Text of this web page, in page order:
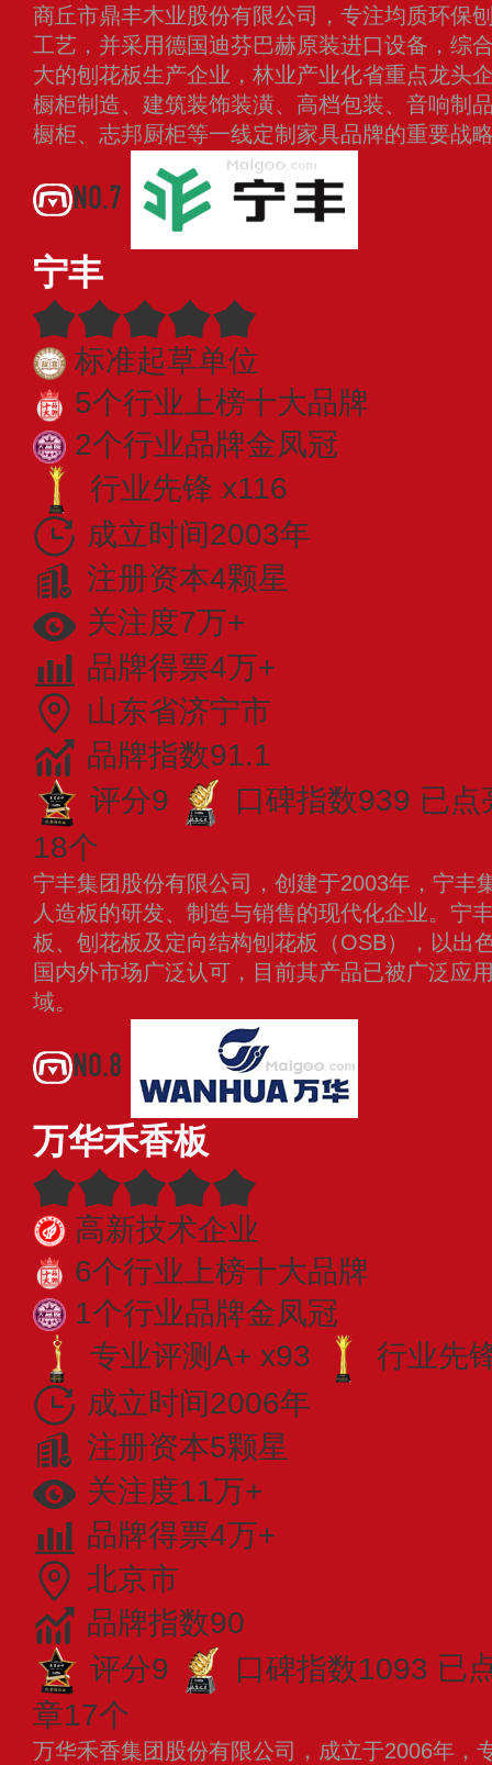
商丘市鼎丰木业股份有限公司，专注均质环保
工艺，并采用德国迪芬巴赫原装进口设备，综
大的刨花板生产企业，林业产业化省重点龙头
橱柜制造、建筑装饰装潢、高档包装、音响制
橱柜、志邦厨柜等一线定制家具品牌的重要战
NO.7
宁丰
标准起草单位
5个行业上榜十大品牌
2个行业品牌金凤冠
行业先锋 x116
成立时间2003年
注册资本4颗星
关注度7万+
品牌得票4万+
山东省济宁市
品牌指数91.1
评分9
口碑指数939 已点
18个
宁丰集团股份有限公司，创建于2003年，宁丰
人造板的研发、制造与销售的现代化企业。宁
板、刨花板及定向结构刨花板（OSB），以出
国内外市场广泛认可，目前其产品已被广泛应
域。
NO.8
万华禾香板
高新技术企业
6个行业上榜十大品牌
1个行业品牌金凤冠
专业评测A+ x93
行业先
成立时间2006年
注册资本5颗星
关注度11万+
品牌得票4万+
北京市
品牌指数90
评分9
口碑指数1093 已
章17个
万华禾香集团股份有限公司，成立于2006年，